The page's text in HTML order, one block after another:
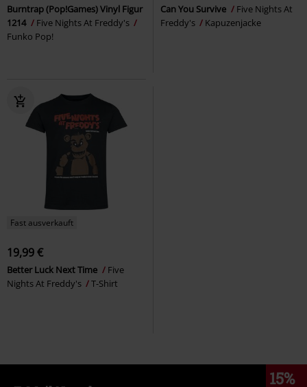
Burntrap (Pop!Games) Vinyl Figur
1214
Five Nights At Freddy's
Funko Pop!
Can You Survive
Five Nights At
Freddy's
Kapuzenjacke
Fast ausverkauft
19,99 €
Better Luck Next Time
Five
Nights At Freddy's
T-Shirt
15%